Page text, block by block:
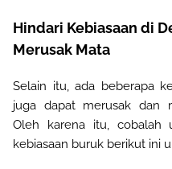
Hindari Kebiasaan di
Merusak Mata
Selain itu, ada beberapa
juga dapat merusak dan
Oleh karena itu, cobalah
kebiasaan buruk berikut ini